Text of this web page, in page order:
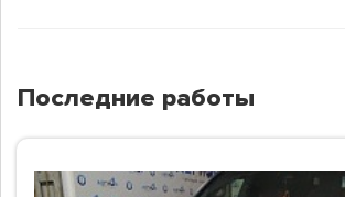
Последние работы